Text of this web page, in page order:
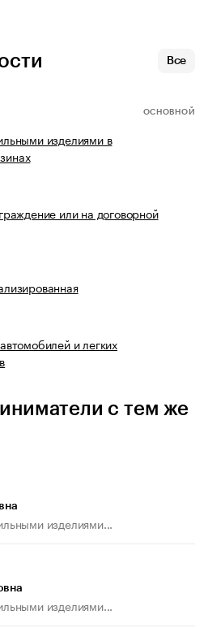
Все
ОСНОВНОЙ
изделиями в
или на договорной
и легких
с тем же
изделиями...
изделиями...